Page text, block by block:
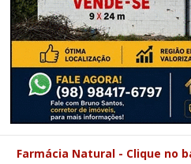
Farmácia Natural - Clique no